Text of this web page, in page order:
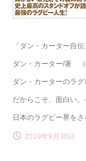
「ダン・カーター自伝
ダン・カーター/著 （
ダン・カーターのラグ
だからこそ、面白い。
日本のラグビー界を
2019年9月30日